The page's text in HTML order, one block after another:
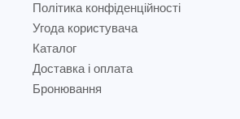
Політика конфіденційності
Угода користувача
Каталог
Доставка і оплата
Бронювання